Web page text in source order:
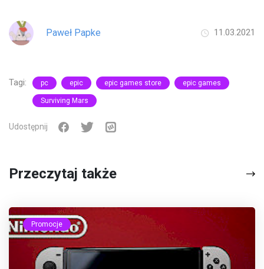
Paweł Papke 11.03.2021
Tagi: pc epic epic games store epic games
Surviving Mars
Udostępnij
Przeczytaj także
Promocje